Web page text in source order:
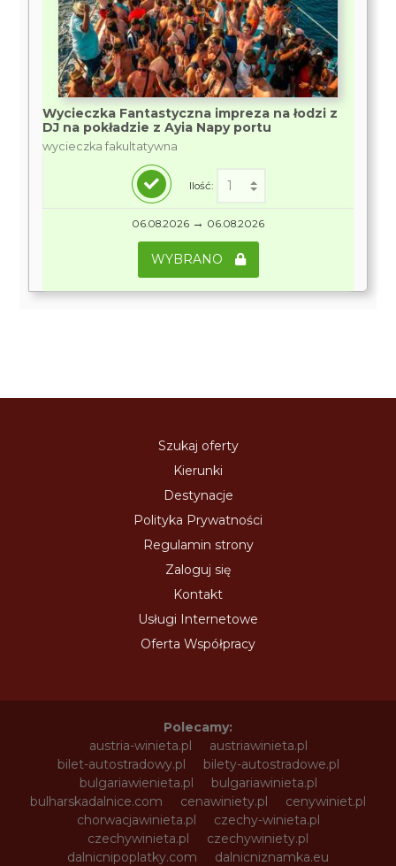
Wycieczka Fantastyczna impreza na łodzi z
DJ na pokładzie z Ayia Napy portu
wycieczka fakultatywna
Ilość:
06.08.2026 → 06.08.2026
WYBRANO
Szukaj oferty
Kierunki
Destynacje
Polityka Prywatności
Regulamin strony
Zaloguj się
Kontakt
Usługi Internetowe
Oferta Współpracy
Polecamy:
austria-winieta.pl
austriawinieta.pl
bilet-autostradowy.pl
bilety-autostradowe.pl
bulgariawienieta.pl
bulgariawinieta.pl
bulharskadalnice.com
cenawiniety.pl
cenywiniet.pl
chorwacjawinieta.pl
czechy-winieta.pl
czechywinieta.pl
czechywiniety.pl
dalnicnipoplatky.com
dalnicniznamka.eu